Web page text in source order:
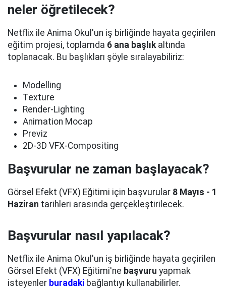
neler öğretilecek?
Netflix ile Anima Okul'un iş birliğinde hayata geçirilen
eğitim projesi, toplamda 6 ana başlıkaltında
toplanacak. Bu başlıkları şöyle sıralayabiliriz:
Modelling
Texture
Render-Lighting
Animation Mocap
Previz
2D-3D VFX-Compositing
Başvurular ne zaman başlayacak?
Görsel Efekt (VFX) Eğitimi için başvurular 8 Mayıs - 1
Haziran tarihleri arasında gerçekleştirilecek.
Başvurular nasıl yapılacak?
Netflix ile Anima Okul'un iş birliğinde hayata geçirilen
Görsel Efekt (VFX) Eğitimi'ne başvuru yapmak
isteyenler buradaki bağlantıyı kullanabilirler.